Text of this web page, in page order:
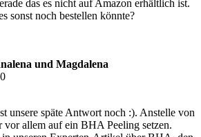
das es nicht auf Amazon erhältlich ist.
sonst noch bestellen könnte?
und Magdalena
unsere späte Antwort noch :). Anstelle von
allem auf ein BHA Peeling setzen.